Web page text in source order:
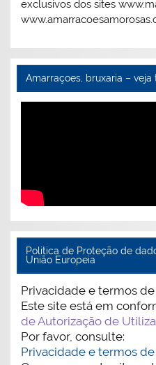
exclusivos dos sites
Amarraçoes, bruxaria – veja
Politica de Proteção de
União Europeia
Privacidade e termos
Este site está em
de Autorização de
Por favor, consulte:
Privacidade e termos